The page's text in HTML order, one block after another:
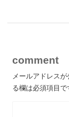
comment
メールアドレス
る欄は必須項目で